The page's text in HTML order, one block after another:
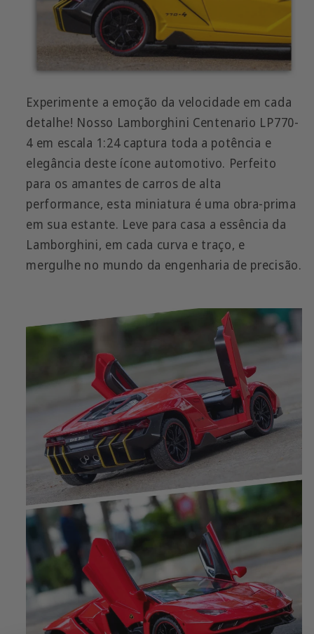
Experimente a emoção da velocidade em cada
detalhe! Nosso Lamborghini Centenario LP770-
4 em escala 1:24 captura toda a potência e
elegância deste ícone automotivo. Perfeito
para os amantes de carros de alta
performance, esta miniatura é uma obra-prima
em sua estante. Leve para casa a essência da
Lamborghini, em cada curva e traço, e
mergulhe no mundo da engenharia de precisão.